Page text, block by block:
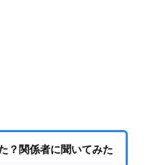
？関係者に聞いてみた